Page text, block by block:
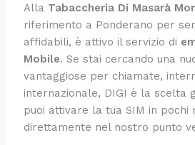
Alla Tabaccheria Di Masarà
riferimento a Ponderano per
affidabili, è attivo il servizio di
Mobile. Se stai cercando una
vantaggiose per chiamate,
internazionale, DIGI è la scelta
puoi attivare la tua SIM in pochi
direttamente nel nostro punto